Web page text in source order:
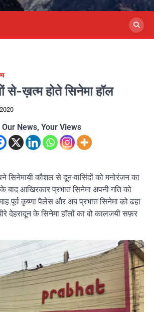
से-ख़त्म होते सिनेमा हॉल
Our News, Your Views
सिनेमायी कौशल से दून-वासिंदों को मनोरंजन का
आखिरकार प्रभात सिनेमा अपनी गति को
पूर्व कृष्णा पैलेस और अब प्रभात सिनेमा को ढहा
देहरादून के सिनेमा हॉलों का वो कालजयी सफ़र